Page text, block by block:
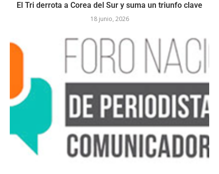
El Tri derrota a Corea del Sur y suma un triunfo clave
18 junio, 2026